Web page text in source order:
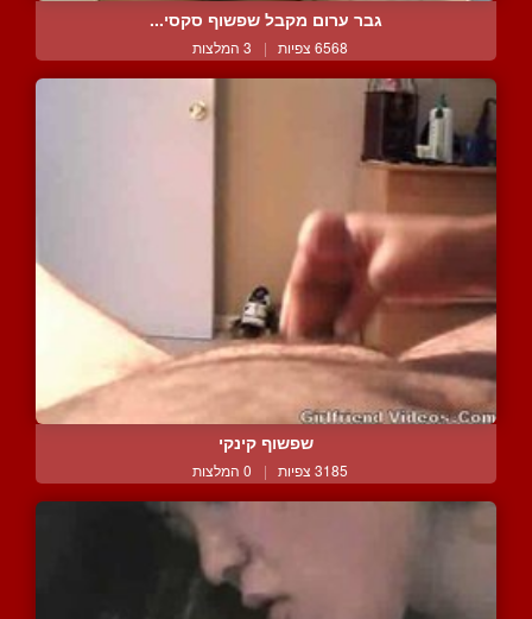
גבר ערום מקבל שפשוף סקסי...
6568 צפיות | 3 המלצות
שפשוף קינקי
3185 צפיות | 0 המלצות